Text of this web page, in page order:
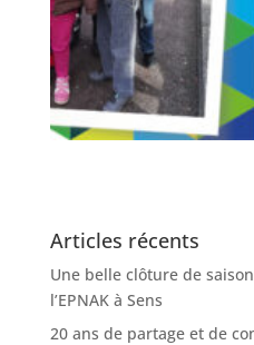
Articles récents
Une belle clôture de
l’EPNAK à Sens
20 ans de partage et de